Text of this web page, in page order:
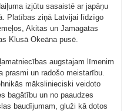
izjūtu sasaistē ar japāņu
Platības ziņā Latvijai līdzīgo
Akitas un Jamagatas
Klusā Okeāna pusē.
augstajam līmenim
un radošo meistarību.
mākslinieciski veidoto
bagātību un no paaudzes
baudījumam, gluži kā dotos